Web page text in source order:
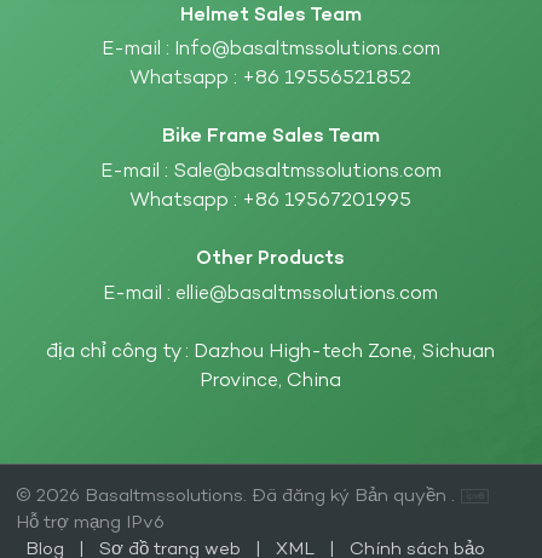
Helmet Sales Team
E-mail : Info@basaltmssolutions.com
Whatsapp : +86 19556521852
Bike Frame Sales Team
E-mail : Sale@basaltmssolutions.com
Whatsapp : +86 19567201995
Other Products
E-mail : ellie@basaltmssolutions.com
địa chỉ công ty : Dazhou High-tech Zone, Sichuan
Province, China
© 2026 Basaltmssolutions. Đã đăng ký Bản quyền .
Hỗ trợ mạng IPv6
Blog
Sơ đồ trang web XML Chính sách bảo